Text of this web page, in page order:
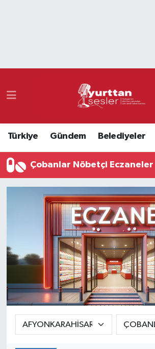
Türkiye Gündem Belediyeler
Çobanlar Nöbetçi Eczaneler
Namaz Vakitleri
Süper Lig Puan Durumu ve
Tüm Manşetler
Son Dakika Haberleri
Haber Arşivi